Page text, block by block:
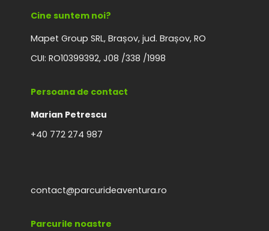
Cine suntem noi?
Mapet Group SRL, Brașov, jud. Brașov, RO
CUI: RO10399392, J08 /338 /1998
Persoana de contact
Marian Petrescu
+40 772 274 987
contact@parcurideaventura.ro
Parcurile noastre